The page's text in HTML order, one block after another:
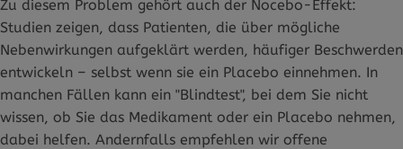
Zu diesem Problem gehört auch der Nocebo-Effekt:
Studien zeigen, dass Patienten, die über mögliche
Nebenwirkungen aufgeklärt werden, häufiger Beschwerden
entwickeln – selbst wenn sie ein Placebo einnehmen. In
manchen Fällen kann ein "Blindtest", bei dem Sie nicht
wissen, ob Sie das Medikament oder ein Placebo nehmen,
dabei helfen. Andernfalls empfehlen wir offene